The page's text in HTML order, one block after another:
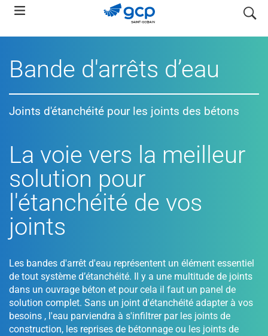
Skip
main
search
Bande d'arrêts d’eau
Joints d'étanchéité pour les joints des bétons
La voie vers la meilleur
solution pour
l'étanchéité de vos
joints
Les bandes d'arrêt d'eau représentent un élément essentiel
de tout système d’étanchéité. Il y a une multitude de joints
dans un ouvrage béton et pour cela il faut un panel de
solution complet. Sans un joint d'étanchéité adapter à vos
besoins , l'eau parviendra à s'infiltrer par les joints de
construction, les reprises de bétonnage ou les joints de